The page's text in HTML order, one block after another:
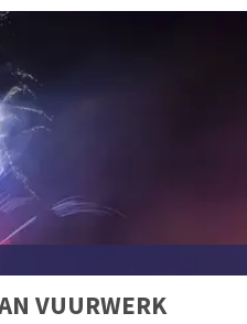
VUURWERK